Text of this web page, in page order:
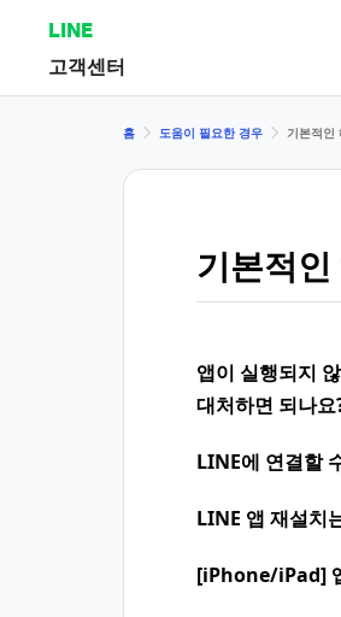
LINE
고객센터
홈 도움이 필요한 경우 기본적인
기본적인
앱이 실행되지
대처하면 되나요
LINE에 연결할
LINE 앱 재설치
[iPhone/iPad]